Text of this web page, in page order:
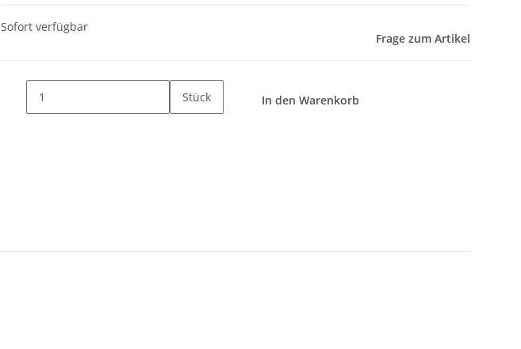
Sofort verfügbar
Frage zum Artikel
Stück In den Warenkorb